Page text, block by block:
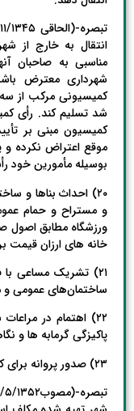
انتقال به خارج از
مناسبی به صاحبان
شهرداری معترض
کمیسیونی مرکب از
شد تسلیم کند. رأی
کمیسیون مبنی بر
موقع اعتراض نکرده و
بوسیله مأمورین خود
۲۰) احداث بناها و
و مستراح و حمام
ورزشگاه مطابق اصول
خانه های ارزان
۲۱) تشریک مساعی با
ساختمان‌های عمومی و
۲۲) اهتمام در
پاکیزگی گرمابه ها و
۲۳) صدور پروانه برای کلیه ساختمان هایی که در شهر می شود.